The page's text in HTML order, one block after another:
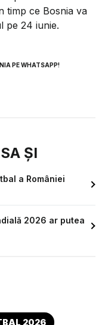
timp ce Bosnia va
pe 24 iunie.
PE WHATSAPP!
ȘI
a României
2026 ar putea
2026